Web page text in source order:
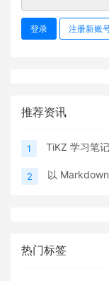
登录 注册新账
推荐资讯
1 TiKZ 学习笔
2 以 Markdown
热门标签